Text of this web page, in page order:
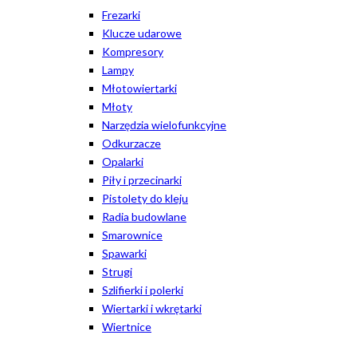
Frezarki
Klucze udarowe
Kompresory
Lampy
Młotowiertarki
Młoty
Narzędzia wielofunkcyjne
Odkurzacze
Opalarki
Piły i przecinarki
Pistolety do kleju
Radia budowlane
Smarownice
Spawarki
Strugi
Szlifierki i polerki
Wiertarki i wkrętarki
Wiertnice